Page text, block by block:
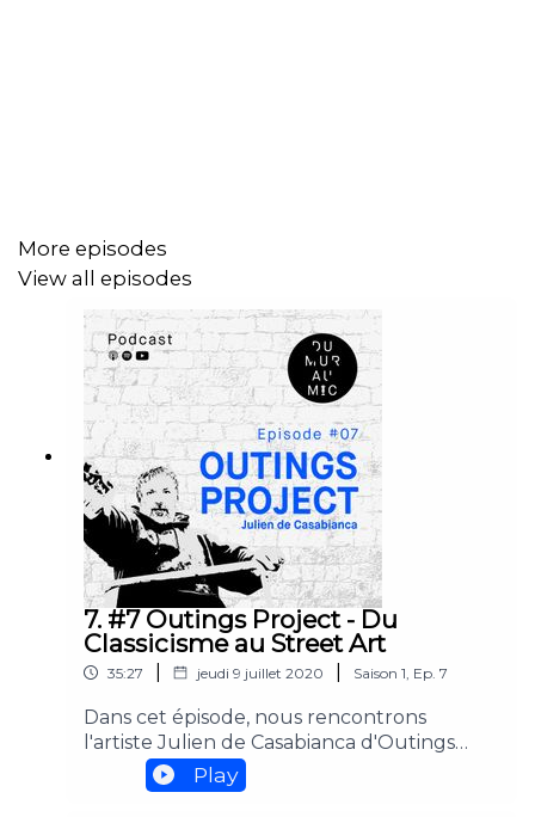
@DuMurAuMic
@galerie.thewall51
Animateurs : Catherine Dumas et Adrien Terrier
Réalisatrice et monteuse : Vannick Rico Huertas
Musique originale : Vincent Charamon
Mixeur sonore : Laurent Gosset / Studio One
More Sound
Partenaire : Galerie The Wall 51
More episodes
View all episodes
7. #7 Outings Project - Du
Classicisme au Street Art
35:27 jeudi 9 juillet 2020 Saison 1 Ep. 7
Dans cet épisode, nous rencontrons
l'artiste Julien de Casabianca d'Outings
Project dans son atelier de la rue Saint-
Honoré, à Paris.Journaliste d'investigation,
Play